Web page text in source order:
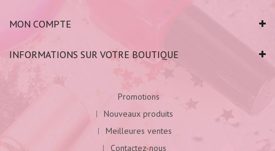
MON COMPTE
INFORMATIONS SUR VOTRE BOUTIQUE
Promotions
Nouveaux produits
Meilleures ventes
Contactez-nous